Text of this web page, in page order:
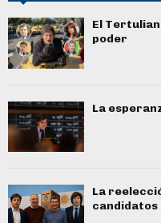
El
poder
La
La
candidatos